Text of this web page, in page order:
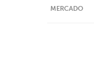
MERCADO